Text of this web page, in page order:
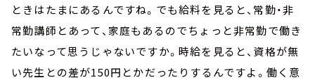
ときはたまにあるんですね。でも給料を見ると、常勤・非
常勤講師とあって、家庭もあるのでちょっと非常勤で働き
たいなって思うじゃないですか。時給を見ると、資格が無
い先生との差が150円とかだったりするんですよ。働く意